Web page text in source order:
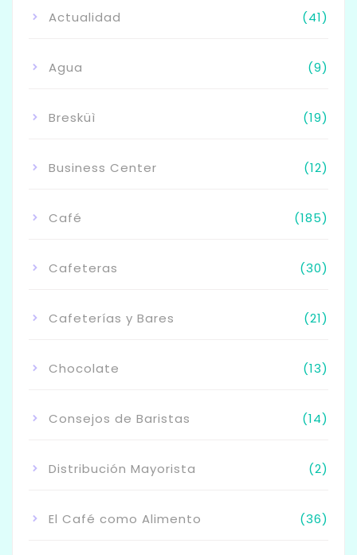
Actualidad (41)
Agua (9)
Bresküì (19)
Business Center (12)
Café (185)
Cafeteras (30)
Cafeterías y Bares (21)
Chocolate (13)
Consejos de Baristas (14)
Distribución Mayorista (2)
El Café como Alimento (36)